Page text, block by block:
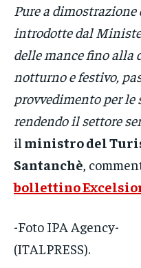
Pure a
introdotte dal
delle mance fino alla
notturno e festivo,
provvedimento per le
rendendo il settore
il ministro del
Santanchè ,
bollettino
-Foto IPA Agency-
(ITALPRESS).